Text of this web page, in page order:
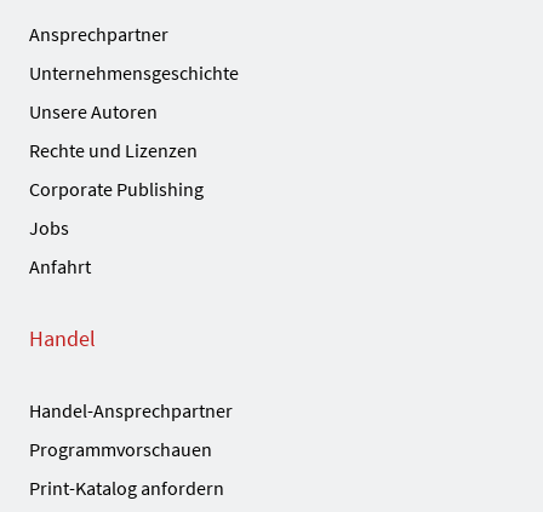
Ansprechpartner
Unternehmensgeschichte
Unsere Autoren
Rechte und Lizenzen
Corporate Publishing
Jobs
Anfahrt
Handel
Handel-Ansprechpartner
Programmvorschauen
Print-Katalog anfordern